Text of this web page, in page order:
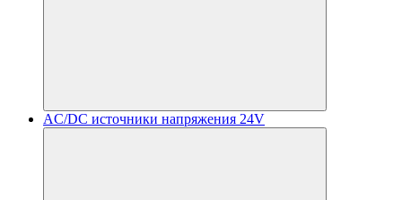
AC/DC источники напряжения 24V